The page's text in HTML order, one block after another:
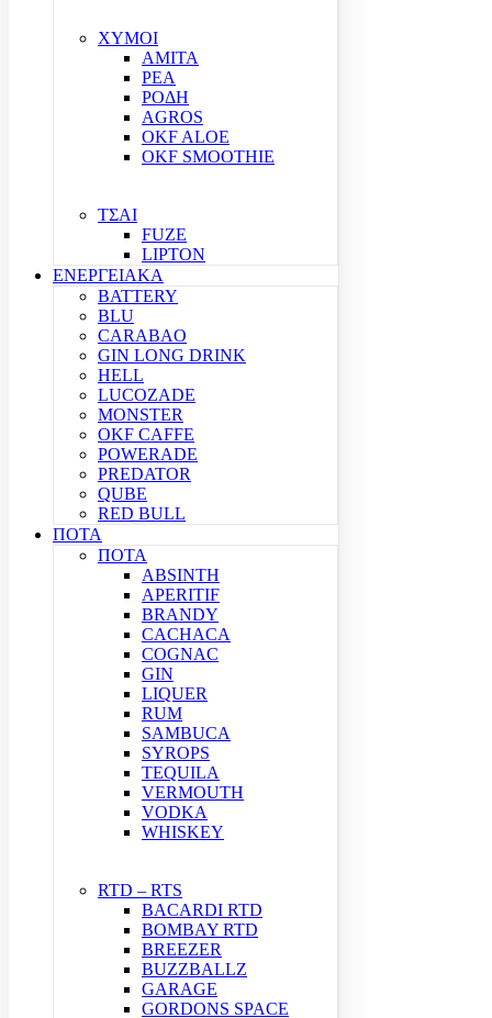
ΧΥΜΟΙ
ΑΜΙΤΑ
ΡΕΑ
ΡΟΔΗ
AGROS
OKF ALOE
OKF SMOOTHIE
ΤΣΑΙ
FUZE
LIPTON
ΕΝΕΡΓΕΙΑΚΑ
BATTERY
BLU
CARABAO
GIN LONG DRINK
HELL
LUCOZADE
MONSTER
OKF CAFFE
POWERADE
PREDATOR
QUBE
RED BULL
ΠΟΤΑ
ΠΟΤΑ
ABSINTH
APERITIF
BRANDY
CACHACA
COGNAC
GIN
LIQUER
RUM
SAMBUCA
SYROPS
TEQUILA
VERMOUTH
VODKA
WHISKEY
RTD – RTS
BACARDI RTD
BOMBAY RTD
BREEZER
BUZZBALLZ
GARAGE
GORDONS SPACE